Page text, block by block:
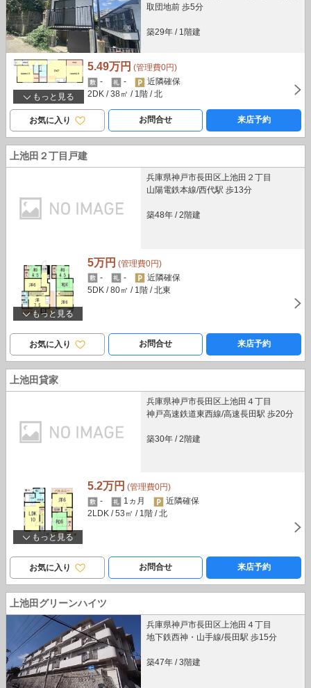
取団地前 歩5分
築29年 / 1階建
もっと見る
5.49万円 (管理費0円)
-
-
近隣確保
2DK / 38㎡ / 1階 / 北
お気に入り お問合せ 来店予約
上池田２丁目戸建
兵庫県神戸市長田区上池田２丁目
山陽電鉄本線/西代駅 歩13分
築48年 / 2階建
もっと見る
5万円 (管理費0円)
-
-
近隣確保
5DK / 80㎡ / 1階 / 北東
お気に入り お問合せ 来店予約
上池田貸家
兵庫県神戸市長田区上池田４丁目
神戸高速鉄道東西線/高速長田駅 歩20分
築30年 / 2階建
もっと見る
5.2万円 (管理費0円)
-
1ヵ月
近隣確保
2LDK / 53㎡ / 1階 / 北
お気に入り お問合せ 来店予約
上池田グリーンハイツ
兵庫県神戸市長田区上池田４丁目
地下鉄西神・山手線/長田駅 歩15分
築47年 / 3階建